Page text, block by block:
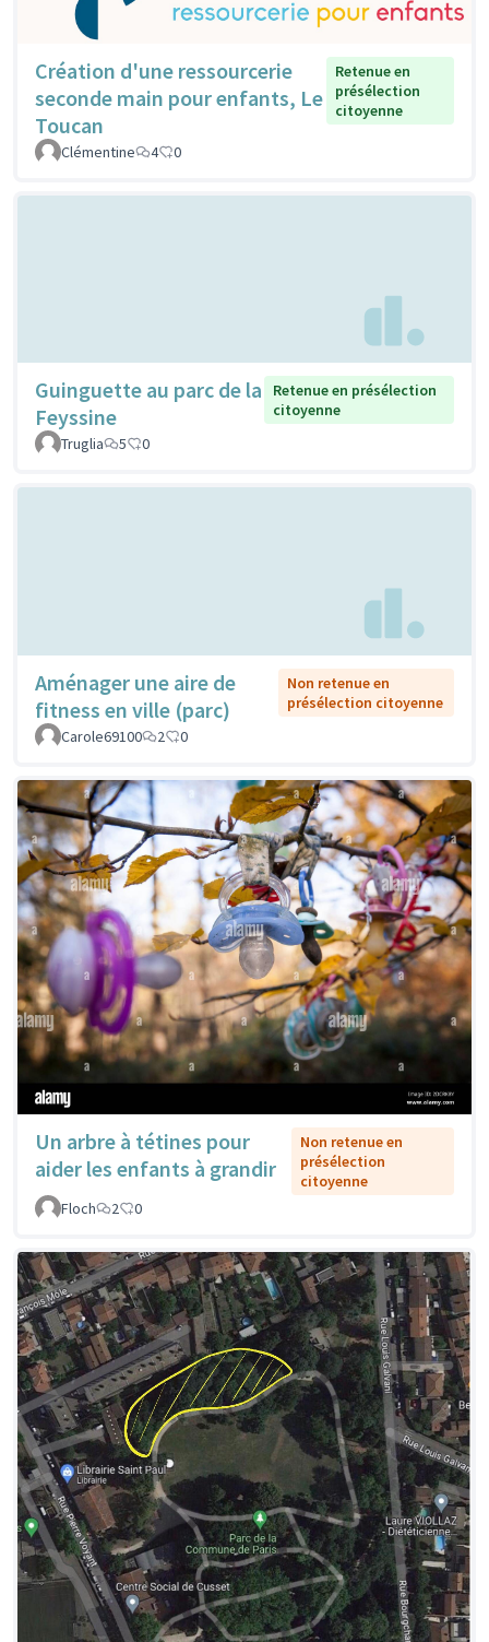
Création d'une ressourcerie
seconde main pour enfants, Le
Toucan
Retenue en
présélection
citoyenne
Clémentine 4 0
Guinguette au parc de la
Feyssine
Retenue en présélection
citoyenne
Truglia
5 0
Aménager une aire de
fitness en ville (parc)
Non retenue en
présélection citoyenne
Carole69100
2 0
Un arbre à tétines pour
aider les enfants à grandir
Non retenue en
présélection
citoyenne
Floch
2 0